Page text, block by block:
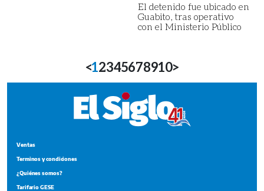
El detenido fue ubicado en
Guabito, tras operativo
con el Ministerio Público
<12345678910>
Ventas
Terminos y condiciones
¿Quiénes somos?
Tarifario GESE